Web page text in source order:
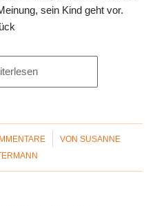
sein Kind geht vor.
/ VONSUSANNE